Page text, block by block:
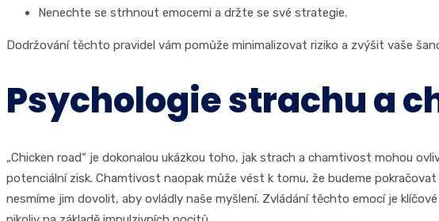
Nenechte se strhnout emocemi a držte se své strategie.
Dodržování těchto pravidel vám pomůže minimalizovat riziko a zvýšit vaše
Psychologie strachu a
„Chicken road“ je dokonalou ukázkou toho, jak strach a chamtivost mohou
potenciální zisk. Chamtivost naopak může vést k tomu, že budeme
nesmíme jim dovolit, aby ovládly naše myšlení. Zvládání těchto emocí je